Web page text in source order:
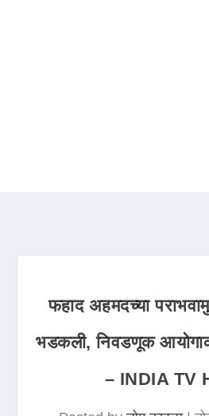
फहाद अहमदच्या
भडकली, निवडणूक
– INDIA TV